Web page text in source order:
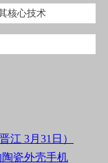
江 3月31日）
瓷外壳手机